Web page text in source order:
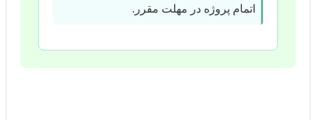
اتمام پروژه در مهلت مقرر.